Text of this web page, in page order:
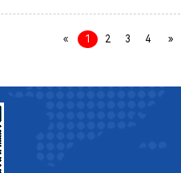
« 1 2 3 4 »